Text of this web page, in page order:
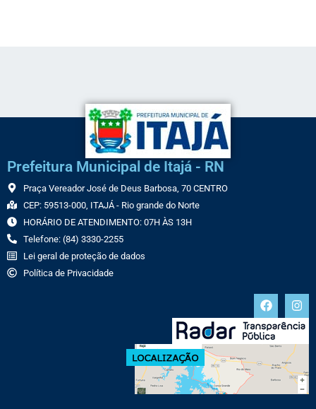
Prefeitura Municipal de Itajá - RN
Praça Vereador José de Deus Barbosa, 70 CENTRO
CEP: 59513-000, ITAJÁ - Rio grande do Norte
HORÁRIO DE ATENDIMENTO: 07H ÀS 13H
Telefone: (84) 3330-2255
Lei geral de proteção de dados
Política de Privacidade